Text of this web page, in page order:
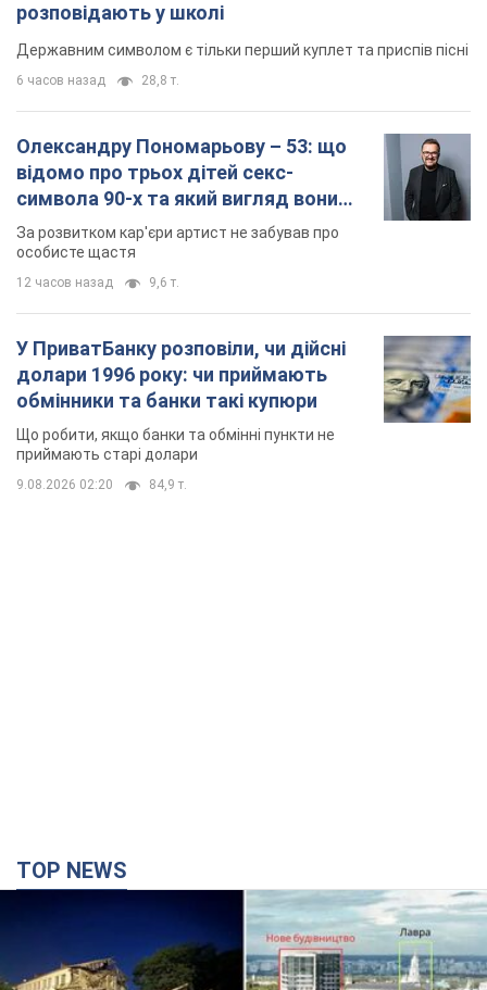
розповідають у школі
Державним символом є тільки перший куплет та приспів пісні
6 часов назад 28,8 т.
Олександру Пономарьову – 53: що
відомо про трьох дітей секс-
символа 90-х та який вигляд вони
мають
За розвитком кар'єри артист не забував про
особисте щастя
12 часов назад 9,6 т.
У ПриватБанку розповіли, чи дійсні
долари 1996 року: чи приймають
обмінники та банки такі купюри
Що робити, якщо банки та обмінні пункти не
приймають старі долари
9.08.2026 02:20 84,9 т.
TOP NEWS